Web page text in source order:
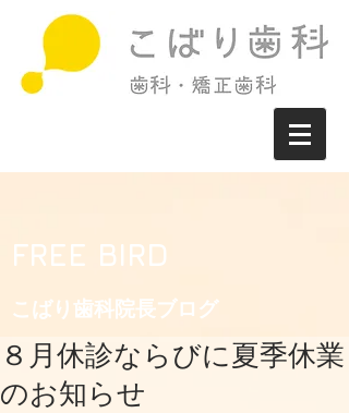
FREE BIRD
こばり歯科院長ブログ​
８月休診ならびに夏季休業
のお知らせ